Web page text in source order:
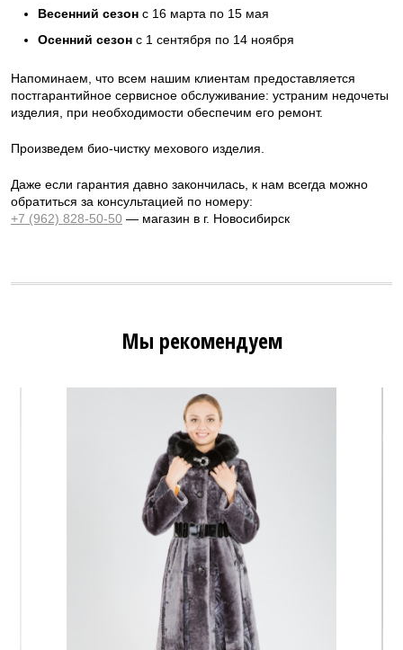
Весенний сезон с 16 марта по 15 мая
Осенний сезон с 1 сентября по 14 ноября
Напоминаем, что всем нашим клиентам предоставляется
постгарантийное сервисное обслуживание: устраним недочеты
изделия, при необходимости обеспечим его ремонт.
Произведем био-чистку мехового изделия.
Даже если гарантия давно закончилась, к нам всегда можно
обратиться за консультацией по номеру:
+7 (962) 828-50-50 — магазин в г. Новосибирск
Мы рекомендуем